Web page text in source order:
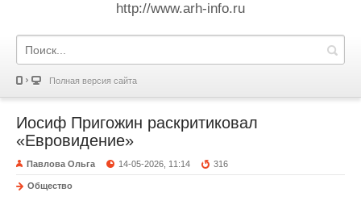
http://www.arh-info.ru
Полная версия сайта
Иосиф Пригожин раскритиковал
«Евровидение»
Павлова Ольга 14-05-2026, 11:14 316
Общество